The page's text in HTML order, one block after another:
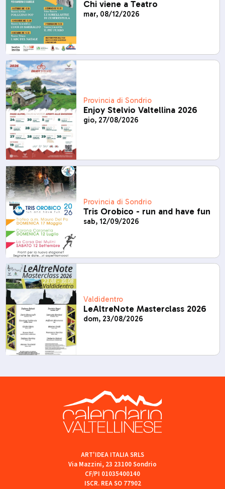
Chi viene a Teatro
mar, 08/12/2026
Provincia di Sondrio
Enjoy Stelvio Valtellina 2026
gio, 27/08/2026
Provincia di Sondrio
Tris Orobico - run and have fun
sab, 12/09/2026
Valdidentro
LeAltreNote Masterclass 2026
dom, 23/08/2026
ART'IDEA ITALIA SRLS
Via Mazzini, 23 23100 Sondrio
CF/PI 01035400140
ISCR. REA SO 77902